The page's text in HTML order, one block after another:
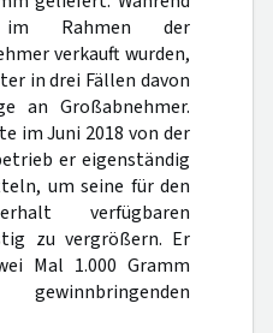
im Rahmen der
verkauft wurden,
in drei Fällen davon
an Großabnehmer.
im Juni 2018 von der
er eigenständig
um seine für den
verfügbaren
zu vergrößern. Er
Mal 1.000 Gramm